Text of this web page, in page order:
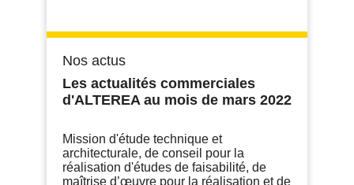
Nos actus
Les actualités commerciales
d'ALTEREA au mois de mars 2022
Mission d'étude technique et
architecturale, de conseil pour la
réalisation d'études de faisabilité, de
maîtrise d’œuvre pour la réalisation et de